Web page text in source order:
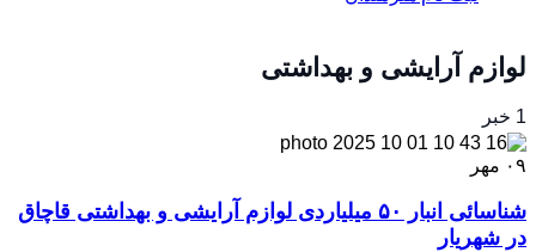
لوازم آرایشی و بهداشتی
1 خبر
۰۹ مهر
شناسائی انبار ۵۰ میلیاردی لوازم آرایشی و بهداشتی قاچاق
در شهریار